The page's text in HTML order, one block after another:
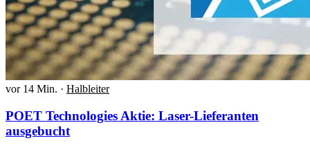
vor 14 Min. · Halbleiter
POET Technologies Aktie: Laser-Lieferanten
ausgebucht